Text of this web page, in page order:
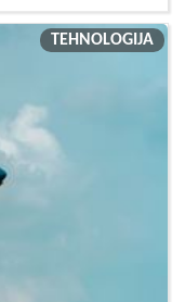
TEHNOLOGIJA